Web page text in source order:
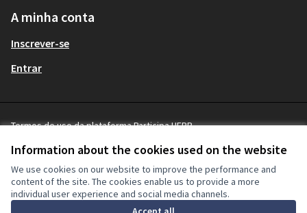
Information about the cookies used on the website
We use cookies on our website to improve the performance and
content of the site. The cookies enable us to provide a more
individual user experience and social media channels.
A minha conta
Inscrever-se
Entrar
Termos de uso da plataforma Participa UFPR
Cookie settings
Licença